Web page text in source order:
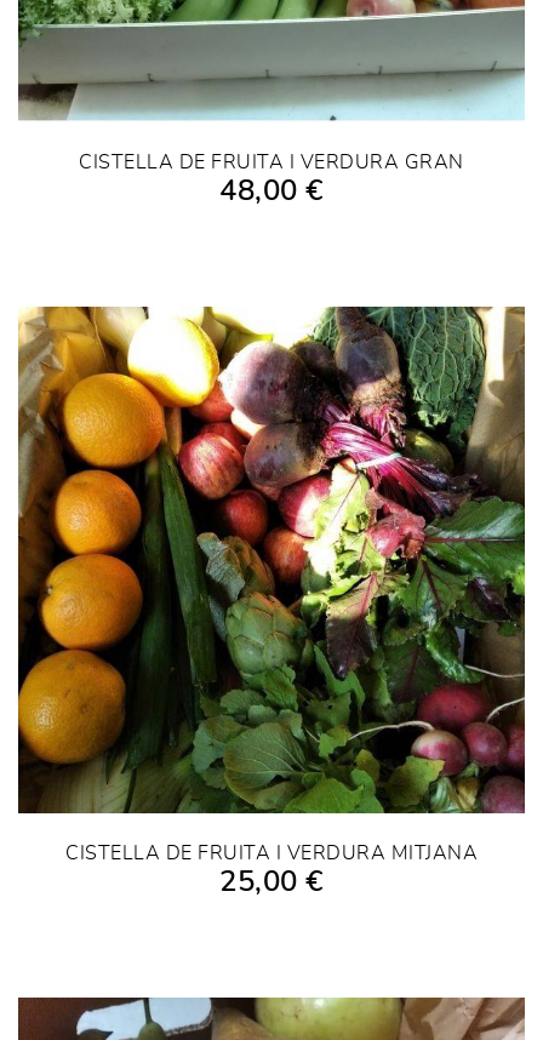
AFEGIR A LA COMPRA
CISTELLA DE FRUITA I VERDURA GRAN
48,00 €
AFEGIR A LA COMPRA
CISTELLA DE FRUITA I VERDURA MITJANA
25,00 €